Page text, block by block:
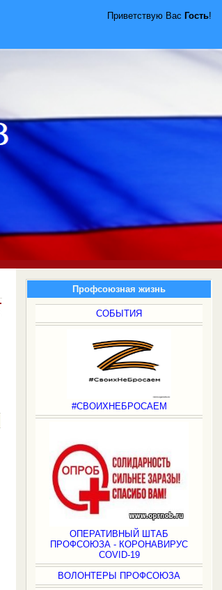
Приветствую Вас Гость!
Профсоюзная жизнь
СОБЫТИЯ
#СВОИХНЕБРОСАЕМ
ОПЕРАТИВНЫЙ ШТАБ
ПРОФСОЮЗА - КОРОНАВИРУС
COVID-19
ВОЛОНТЕРЫ ПРОФСОЮЗА